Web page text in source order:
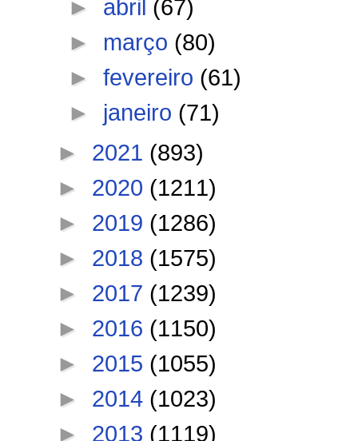
► abril (67)
► março (80)
►fevereiro (61)
► janeiro (71)
► 2021 (893)
► 2020 (1211)
► 2019 (1286)
► 2018 (1575)
► 2017 (1239)
► 2016 (1150)
► 2015 (1055)
► 2014 (1023)
► 2013 (1119)